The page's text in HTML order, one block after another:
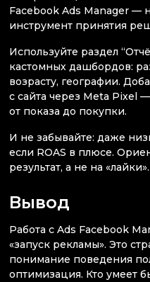
Facebook Ads Manager —
инструмент принятия
Используйте раздел
кастомных дашбордов:
возрасту, географии.
с сайта через Meta Pixel
от показа до покупки.
И не забывайте: даже
если ROAS в плюсе.
результат, а не на «лайки».
Вывод
Работа с Ads Facebook
«запуск рекламы». Это
понимание поведения
оптимизация. Кто умеет